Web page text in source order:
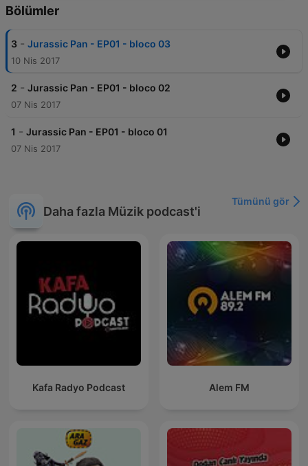
Bölümler
3 - Jurassic Pan - EP01 - bloco 03
10 Nis 2017
2 - Jurassic Pan - EP01 - bloco 02
07 Nis 2017
1 - Jurassic Pan - EP01 - bloco 01
07 Nis 2017
Daha fazla Müzik podcast'i
Tümünü gör
Kafa Radyo Podcast Alem FM